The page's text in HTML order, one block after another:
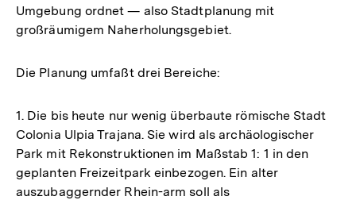
Umgebung ordnet — also Stadtplanung mit
großräumigem Naherholungsgebiet.
Die Planung umfaßt drei Bereiche:
1. Die bis heute nur wenig überbaute römische Stadt
Colonia Ulpia Trajana. Sie wird als archäologischer
Park mit Rekonstruktionen im Maßstab 1: 1 in den
geplanten Freizeitpark einbezogen. Ein alter
auszubaggernder Rhein-arm soll als